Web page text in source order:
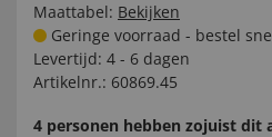
Maattabel: Bekijken
Geringe voorraad - bestel
Levertijd: 4 - 6 dagen
Artikelnr.: 60869.45
4 personen hebben zojuist dit